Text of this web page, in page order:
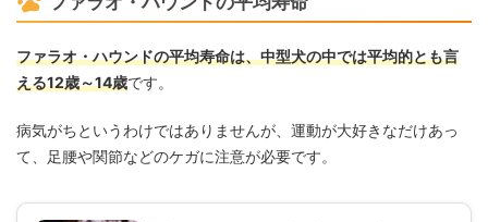
ファラオ・ハウンドの平均寿命は、中型犬の中では平均的とも言
える12歳～14歳です。
病気がちというわけではありませんが、運動が大好きなだけあっ
て、足腰や関節などのケガに注意が必要です。